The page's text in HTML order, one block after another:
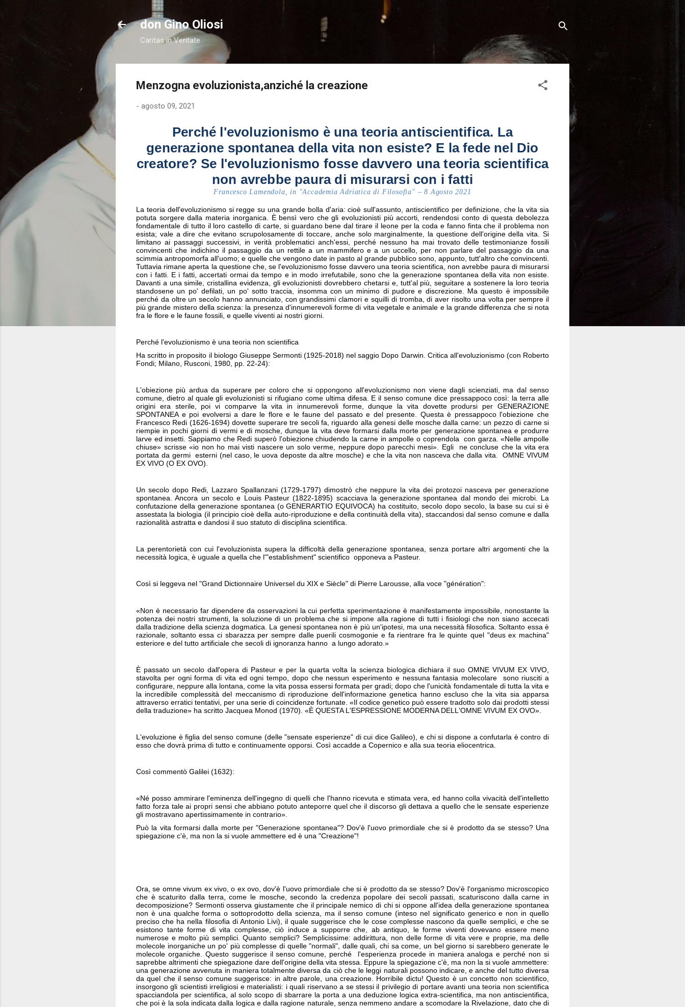
Passa ai contenuti principali
don Gino Oliosi
Caritas in Veritate
Menzogna evoluzionista,anziché la creazione
- agosto 09, 2021
Perché l'evoluzionismo è una teoria antiscientifica. La
generazione spontanea della vita non esiste? E la fede nel Dio
creatore? Se l'evoluzionismo fosse davvero una teoria scientifica
non avrebbe paura di misurarsi con i fatti
Francesco Lamendola, in "Accademia Adriatica di Filosofia" – 8 Agosto 2021
La teoria dell'evoluzionismo si regge su una grande bolla d'aria: cioè sull'assunto, antiscientifico per definizione, che la vita sia
potuta sorgere dalla materia inorganica. È bensì vero che gli evoluzionisti più accorti, rendendosi conto di questa debolezza
fondamentale di tutto il loro castello di carte, si guardano bene dal tirare il leone per la coda e fanno finta che il problema non
esista; vale a dire che evitano scrupolosamente di toccare, anche solo marginalmente, la questione dell'origine della vita. Si
limitano ai passaggi successivi, in verità problematici anch'essi, perché nessuno ha mai trovato delle testimonianze fossili
convincenti che indichino il passaggio da un rettile a un mammifero e a un uccello, per non parlare del passaggio da una
scimmia antropomorfa all'uomo; e quelle che vengono date in pasto al grande pubblico sono, appunto, tutt'altro che convincenti.
Tuttavia rimane aperta la questione che, se l'evoluzionismo fosse davvero una teoria scientifica, non avrebbe paura di misurarsi
con i fatti. E i fatti, accertati ormai da tempo e in modo irrefutabile, sono che la generazione spontanea della vita non esiste.
Davanti a una simile, cristallina evidenza, gli evoluzionisti dovrebbero chetarsi e, tutt'al più, seguitare a sostenere la loro teoria
standosene un po' defilati, un po' sotto traccia, insomma con un minimo di pudore e discrezione. Ma questo è impossibile
perché da oltre un secolo hanno annunciato, con grandissimi clamori e squilli di tromba, di aver risolto una volta per sempre il
più grande mistero della scienza: la presenza d'innumerevoli forme di vita vegetale e animale e la grande differenza che si nota
fra le flore e le faune fossili, e quelle viventi ai nostri giorni.
Perché l'evoluzionismo è una teoria non scientifica
Ha scritto in proposito il biologo Giuseppe Sermonti (1925-2018) nel saggio Dopo Darwin. Critica all'evoluzionismo (con Roberto
Fondi; Milano, Rusconi, 1980, pp. 22-24):
L'obiezione più ardua da superare per coloro che si oppongono all'evoluzionismo non viene dagli scienziati, ma dal senso
comune, dietro al quale gli evoluzionisti si rifugiano come ultima difesa. E il senso comune dice pressappoco così: la terra alle
origini era sterile, poi vi comparve la vita in innumerevoli forme, dunque la vita dovette prodursi per GENERAZIONE
SPONTANEA e poi evolversi a dare le flore e le faune del passato e del presente. Questa è pressappoco l'obiezione che
Francesco Redi (1626-1694) dovette superare tre secoli fa, riguardo alla genesi delle mosche dalla carne: un pezzo di carne si
riempie in pochi giorni di vermi e di mosche, dunque la vita deve formarsi dalla morte per generazione spontanea e produrre
larve ed insetti. Sappiamo che Redi superò l'obiezione chiudendo la carne in ampolle o coprendola con garza. «Nelle ampolle
chiuse» scrisse «io non ho mai visti nascere un solo verme, neppure dopo parecchi mesi». Egli ne concluse che la vita era
portata da germi esterni (nel caso, le uova deposte da altre mosche) e che la vita non nasceva che dalla vita. OMNE VIVUM
EX VIVO (O EX OVO).
Un secolo dopo Redi, Lazzaro Spallanzani (1729-1797) dimostrò che neppure la vita dei protozoi nasceva per generazione
spontanea. Ancora un secolo e Louis Pasteur (1822-1895) scacciava la generazione spontanea dal mondo dei microbi. La
confutazione della generazione spontanea (o GENERARTIO EQUIVOCA) ha costituito, secolo dopo secolo, la base su cui si è
assestata la biologia (il principio cioè della auto-riproduzione e della continuità della vita), staccandosi dal senso comune e dalla
razionalità astratta e dandosi il suo statuto di disciplina scientifica.
La perentorietà con cui l'evoluzionista supera la difficoltà della generazione spontanea, senza portare altri argomenti che la
necessità logica, è uguale a quella che l'"establishment" scientifico opponeva a Pasteur.
Così si leggeva nel "Grand Dictionnaire Universel du XIX e Siècle" di Pierre Larousse, alla voce "génération":
«Non è necessario far dipendere da osservazioni la cui perfetta sperimentazione è manifestamente impossibile, nonostante la
potenza dei nostri strumenti, la soluzione di un problema che si impone alla ragione di tutti i fisiologi che non siano accecati
dalla tradizione della scienza dogmatica. La genesi spontanea non è più un'ipotesi, ma una necessità filosofica. Soltanto essa è
razionale, soltanto essa ci sbarazza per sempre dalle puerili cosmogonie e fa rientrare fra le quinte quel "deus ex machina"
esteriore e del tutto artificiale che secoli di ignoranza hanno a lungo adorato.»
È passato un secolo dall'opera di Pasteur e per la quarta volta la scienza biologica dichiara il suo OMNE VIVUM EX VIVO,
stavolta per ogni forma di vita ed ogni tempo, dopo che nessun esperimento e nessuna fantasia molecolare sono riusciti a
configurare, neppure alla lontana, come la vita possa essersi formata per gradi; dopo che l'unicità fondamentale di tutta la vita e
la incredibile complessità del meccanismo di riproduzione dell'informazione genetica hanno escluso che la vita sia apparsa
attraverso erratici tentativi, per una serie di coincidenze fortunate. «Il codice genetico può essere tradotto solo dai prodotti stessi
della traduzione» ha scritto Jacquea Monod (1970). «È QUESTA L'ESPRESSIONE MODERNA DELL'OMNE VIVUM EX OVO».
L'evoluzione è figlia del senso comune (delle "sensate esperienze" di cui dice Galileo), e chi si dispone a confutarla è contro di
esso che dovrà prima di tutto e continuamente opporsi. Così accadde a Copernico e alla sua teoria eliocentrica.
Così commentò Galilei (1632):
«Né posso ammirare l'eminenza dell'ingegno di quelli che l'hanno ricevuta e stimata vera, ed hanno colla vivacità dell'intelletto
fatto forza tale ai propri sensi che abbiano potuto anteporre quel che il discorso gli dettava a quello che le sensate esperienze
gli mostravano apertissimamente in contrario».
Può la vita formarsi dalla morte per "Generazione spontanea"? Dov'è l'uovo primordiale che si è prodotto da se stesso? Una
spiegazione c'è, ma non la si vuole ammettere ed è una "Creazione"!
Ora, se omne vivum ex vivo, o ex ovo, dov'è l'uovo primordiale che si è prodotto da se stesso? Dov'è l'organismo microscopico
che è scaturito dalla terra, come le mosche, secondo la credenza popolare dei secoli passati, scaturiscono dalla carne in
decomposizione? Sermonti osserva giustamente che il principale nemico di chi si oppone all'idea della generazione spontanea
non è una qualche forma o sottoprodotto della scienza, ma il senso comune (inteso nel significato generico e non in quello
preciso che ha nella filosofia di Antonio Livi), il quale suggerisce che le cose complesse nascono da quelle semplici, e che se
esistono tante forme di vita complesse, ciò induce a supporre che, ab antiquo, le forme viventi dovevano essere meno
numerose e molto più semplici. Quanto semplici? Semplicissime: addirittura, non delle forme di vita vere e proprie, ma delle
molecole inorganiche un po' più complesse di quelle "normali", dalle quali, chi sa come, un bel giorno si sarebbero generate le
molecole organiche. Questo suggerisce il senso comune, perché l'esperienza procede in maniera analoga e perché non si
saprebbe altrimenti che spiegazione dare dell'origine della vita stessa. Eppure la spiegazione c'è, ma non la si vuole ammettere:
una generazione avvenuta in maniera totalmente diversa da ciò che le leggi naturali possono indicare, e anche del tutto diversa
da quel che il senso comune suggerisce: in altre parole, una creazione. Horribile dictu! Questo è un concetto non scientifico,
insorgono gli scientisti irreligiosi e materialisti: i quali riservano a se stessi il privilegio di portare avanti una teoria non scientifica
spacciandola per scientifica, al solo scopo di sbarrare la porta a una deduzione logica extra-scientifica, ma non antiscientifica,
che poi è la sola indicata dalla logica e dalla ragione naturale, senza nemmeno andare a scomodare la Rivelazione, dato che di